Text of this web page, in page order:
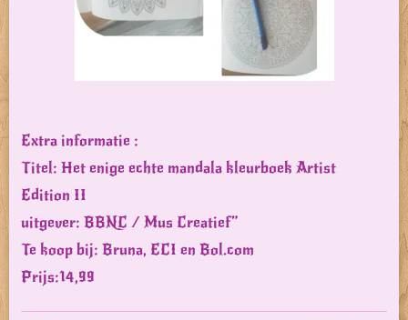
Extra informatie :
Titel: Het enige echte mandala kleurboek Artist
Edition II
uitgever: BBNC / Mus Creatief”
Te koop bij: Bruna, ECI en Bol.com
Prijs:14,99